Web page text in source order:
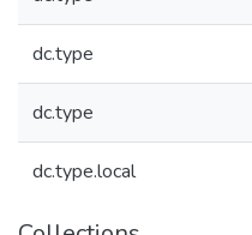
dc.type
dc.type
dc.type.local